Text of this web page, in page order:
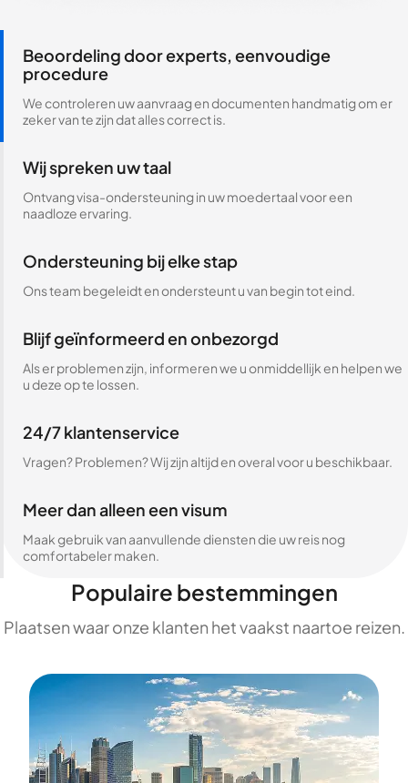
Beoordeling door experts, eenvoudige
procedure
We controleren uw aanvraag en documenten handmatig om er
zeker van te zijn dat alles correct is.
Wij spreken uw taal
Ontvang visa-ondersteuning in uw moedertaal voor een
naadloze ervaring.
Ondersteuning bij elke stap
Ons team begeleidt en ondersteunt u van begin tot eind.
Blijf geïnformeerd en onbezorgd
Als er problemen zijn, informeren we u onmiddellijk en helpen we
u deze op te lossen.
24/7 klantenservice
Vragen? Problemen? Wij zijn altijd en overal voor u beschikbaar.
Meer dan alleen een visum
Maak gebruik van aanvullende diensten die uw reis nog
comfortabeler maken.
Populaire bestemmingen
Plaatsen waar onze klanten het vaakst naartoe reizen.